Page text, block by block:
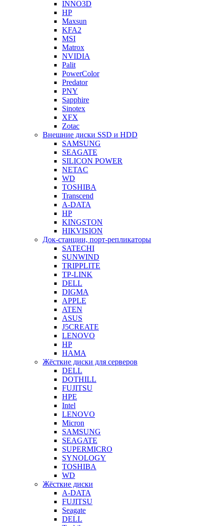
INNO3D
HP
Maxsun
KFA2
MSI
Matrox
NVIDIA
Palit
PowerColor
Predator
PNY
Sapphire
Sinotex
XFX
Zotac
Внешние диски SSD и HDD
SAMSUNG
SEAGATE
SILICON POWER
NETAC
WD
TOSHIBA
Transcend
A-DATA
HP
KINGSTON
HIKVISION
Док-станции, порт-репликаторы
SATECHI
SUNWIND
TRIPPLITE
TP-LINK
DELL
DIGMA
APPLE
ATEN
ASUS
J5CREATE
LENOVO
HP
HAMA
Жёсткие диски для серверов
DELL
DOTHILL
FUJITSU
HPE
Intel
LENOVO
Micron
SAMSUNG
SEAGATE
SUPERMICRO
SYNOLOGY
TOSHIBA
WD
Жёсткие диски
A-DATA
FUJITSU
Seagate
DELL